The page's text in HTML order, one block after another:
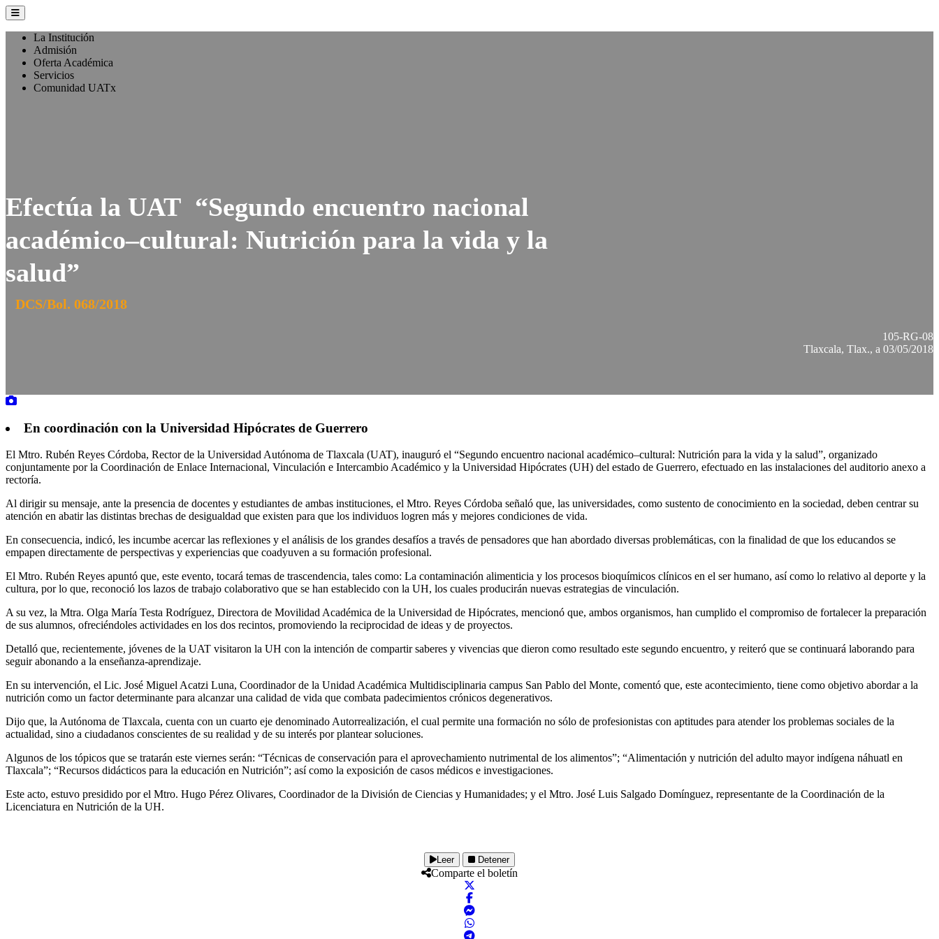
La Institución
Admisión
Oferta Académica
Servicios
Comunidad UATx
Efectúa la UAT “Segundo encuentro nacional
académico–cultural: Nutrición para la vida y la
salud”
DCS/Bol. 068/2018
105-RG-08
Tlaxcala, Tlax., a 03/05/2018
En coordinación con la Universidad Hipócrates de Guerrero
El Mtro. Rubén Reyes Córdoba, Rector de la Universidad Autónoma de Tlaxcala (UAT), inauguró el “Segundo encuentro nacional académico–cultural: Nutrición para la vida y la salud”, organizado
conjuntamente por la Coordinación de Enlace Internacional, Vinculación e Intercambio Académico y la Universidad Hipócrates (UH) del estado de Guerrero, efectuado en las instalaciones del auditorio anexo a
rectoría.
Al dirigir su mensaje, ante la presencia de docentes y estudiantes de ambas instituciones, el Mtro. Reyes Córdoba señaló que, las universidades, como sustento de conocimiento en la sociedad, deben centrar su
atención en abatir las distintas brechas de desigualdad que existen para que los individuos logren más y mejores condiciones de vida.
En consecuencia, indicó, les incumbe acercar las reflexiones y el análisis de los grandes desafíos a través de pensadores que han abordado diversas problemáticas, con la finalidad de que los educandos se
empapen directamente de perspectivas y experiencias que coadyuven a su formación profesional.
El Mtro. Rubén Reyes apuntó que, este evento, tocará temas de trascendencia, tales como: La contaminación alimenticia y los procesos bioquímicos clínicos en el ser humano, así como lo relativo al deporte y la
cultura, por lo que, reconoció los lazos de trabajo colaborativo que se han establecido con la UH, los cuales producirán nuevas estrategias de vinculación.
A su vez, la Mtra. Olga María Testa Rodríguez, Directora de Movilidad Académica de la Universidad de Hipócrates, mencionó que, ambos organismos, han cumplido el compromiso de fortalecer la preparación
de sus alumnos, ofreciéndoles actividades en los dos recintos, promoviendo la reciprocidad de ideas y de proyectos.
Detalló que, recientemente, jóvenes de la UAT visitaron la UH con la intención de compartir saberes y vivencias que dieron como resultado este segundo encuentro, y reiteró que se continuará laborando para
seguir abonando a la enseñanza-aprendizaje.
En su intervención, el Lic. José Miguel Acatzi Luna, Coordinador de la Unidad Académica Multidisciplinaria campus San Pablo del Monte, comentó que, este acontecimiento, tiene como objetivo abordar a la
nutrición como un factor determinante para alcanzar una calidad de vida que combata padecimientos crónicos degenerativos.
Dijo que, la Autónoma de Tlaxcala, cuenta con un cuarto eje denominado Autorrealización, el cual permite una formación no sólo de profesionistas con aptitudes para atender los problemas sociales de la
actualidad, sino a ciudadanos conscientes de su realidad y de su interés por plantear soluciones.
Algunos de los tópicos que se tratarán este viernes serán: “Técnicas de conservación para el aprovechamiento nutrimental de los alimentos”; “Alimentación y nutrición del adulto mayor indígena náhuatl en
Tlaxcala”; “Recursos didácticos para la educación en Nutrición”; así como la exposición de casos médicos e investigaciones.
Este acto, estuvo presidido por el Mtro. Hugo Pérez Olivares, Coordinador de la División de Ciencias y Humanidades; y el Mtro. José Luis Salgado Domínguez, representante de la Coordinación de la
Licenciatura en Nutrición de la UH.
Leer Detener
Comparte el boletín